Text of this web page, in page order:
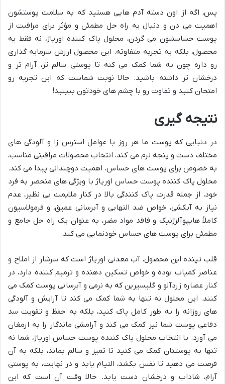
پس، اگه از اون دسته آدم هایی هستید که به سلامت پوستشون
اهمیت می دن و دنبال یه راه حل مطمئن و مؤثر برای مراقبت از
پوست حساسشون می گردن، محلول پاک کننده اوریاژ، نه فقط یه
محصول، بلکه یه تجربه متفاوته. این محصول ارزش سرمایه گذاری
رو داره چون به شما کمک می کنه تا پوستی سالم تر، آرام تر و
درخشان تر داشته باشید. حالا نوبت شماست که این تجربه رو
امتحان کنید و تفاوت رو با چشم های خودتون ببینید!
نتیجه گیری
در دنیایی که پوست ما هر روز با عوامل استرس زا و آلودگی های
مختلف دست و پنجه نرم می کند، انتخاب محصولات مراقبتی مناسب،
به خصوص برای پوست های حساس، اهمیت دوچندانی پیدا می کند.
محلول پاک کننده پوست حساس اوریاژ با ویژگی های منحصر به فرد
خود، از جمله قدرت پاک کنندگی بالا در کنار ملایمت بی نظیر، عدم
نیاز به آبکشی، خواص ضد التهابی و آبرسانی عمیق، و فرمولاسیون
کاملاً هایپوآلرژنیک و فاقد مواد مضر، به عنوان یک راه حل جامع و
مطمئن برای پوست های حساس خودنمایی می کند.
قلب تپنده این محصول، آب معدنی اوریاژ است که سرشار از املاح و
عناصر کمیاب بوده و خواص تسکین دهنده و ترمیم کننده دارد، در
کنار عصاره زردآلو و گلیسیرین که به نرمی و آبرسانی پوست کمک می
کنند. این محلول نه تنها به شما کمک می کند تا آرایش و آلودگی
های روزانه را به طور کامل پاک کنید، بلکه به حفظ و تقویت سد
دفاعی پوست شما نیز کمک می کند و آرامشی ماندگار را به ارمغان
می آورد. با انتخاب محلول پاک کننده پوست حساس اوریاژ، شما نه
تنها به پوستتان کمک می کنید تا تمیز و سالم بماند، بلکه به آن
فرصت می دهید تا نفس بکشد، التیام یابد و در نهایت، به پوستی
آرام، شاداب و درخشان دست یابد. حالا وقت آن است که این